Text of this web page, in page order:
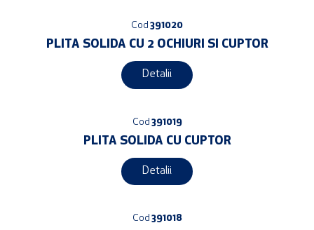
Cod 391020
PLITA SOLIDA CU 2 OCHIURI SI CUPTOR
Detalii
Cod 391019
PLITA SOLIDA CU CUPTOR
Detalii
Cod 391018